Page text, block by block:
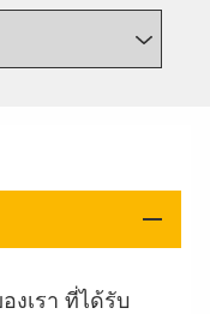
งเรา ที่ได้รับ